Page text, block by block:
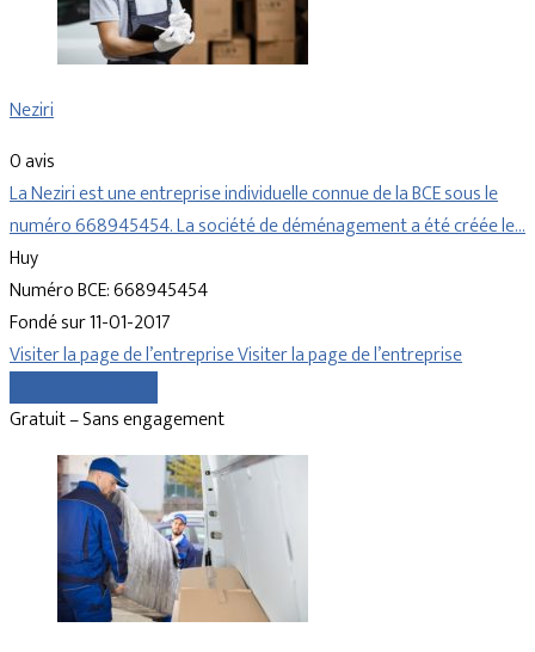
Neziri
0 avis
La Neziri est une entreprise individuelle connue de la BCE sous le
numéro 668945454. La société de déménagement a été créée le…
Huy
Numéro BCE: 668945454
Fondé sur 11-01-2017
Visiter la page de l’entrepriseVisiter la page de l’entreprise
Gratuit – Sans engagement